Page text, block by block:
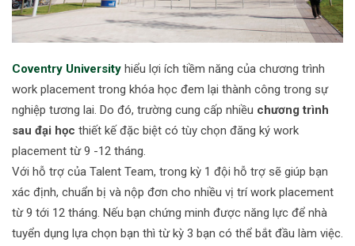
Coventry University hiểu lợi ích tiềm năng của chương trình
work placement trong khóa học đem lại thành công trong sự
nghiệp tương lai. Do đó, trường cung cấp nhiều chương trình
sau đại học thiết kế đặc biệt có tùy chọn đăng ký work
placement từ 9 -12 tháng.
Với hỗ trợ của Talent Team, trong kỳ 1 đội hỗ trợ sẽ giúp bạn
xác định, chuẩn bị và nộp đơn cho nhiều vị trí work placement
từ 9 tới 12 tháng. Nếu bạn chứng minh được năng lực để nhà
tuyển dụng lựa chọn bạn thì từ kỳ 3 bạn có thể bắt đầu làm việc.